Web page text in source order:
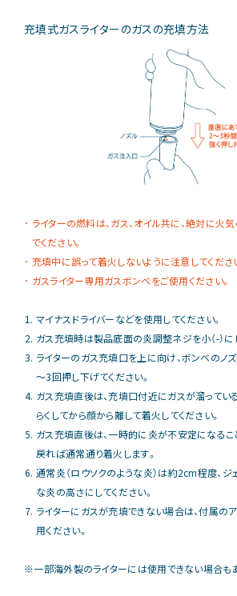
充填式ガスライターのガスの充填方法
ライターの燃料は、ガス、オイル共に、絶対に火
でください。
充填中に誤って着火しないように注意してくださ
ガスライター専用ガスボンベをご使用ください。
マイナスドライバーなどを使用してください。
ガス充填時は製品底面の炎調整ネジを小（-）に
ライターのガス充填口を上に向け、ボンベのノ
～3回押し下げてください。
ガス充填直後は、充填口付近にガスが溜ってい
らくしてから顔から離して着火してください。
ガス充填直後は、一時的に炎が不安定になるこ
戻れば通常通り着火します。
通常炎（ロウソクのような炎）は約2cm程度、ジ
な炎の高さにしてください。
ライターにガスが充填できない場合は、付属の
用ください。
※一部海外製のライターには使用できない場合も